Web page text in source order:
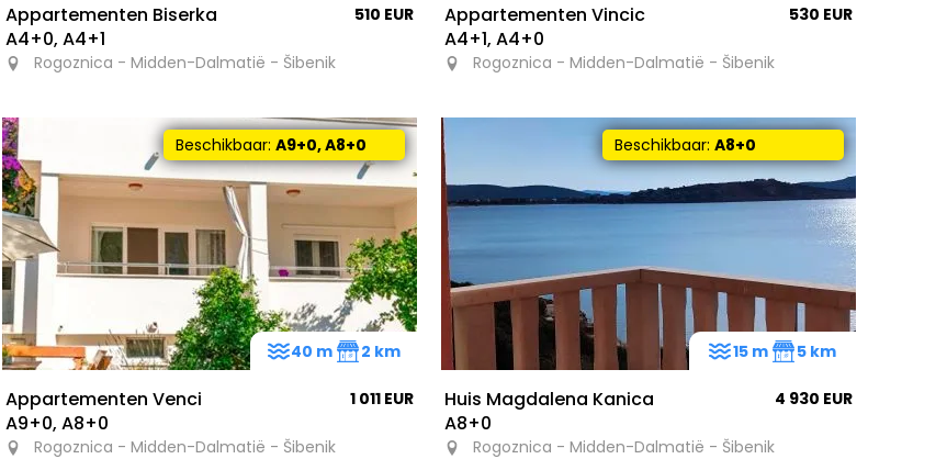
141
Appartementen Biserka
A4+0, A4+1
510 EUR
Rogoznica - Midden-Dalmatië - Šibenik
Appartementen Vincic
A4+1, A4+0
530 EUR
Rogoznica - Midden-Dalmatië - Šibenik
Beschikbaar:A9+0, A8+0
Appartementen Venci
A9+0, A8+0
1 011 EUR
Rogoznica - Midden-Dalmatië - Šibenik
40 m 2 km
Beschikbaar:A8+0
Huis Magdalena Kanica
A8+0
4 930 EUR
Rogoznica - Midden-Dalmatië - Šibenik
15 m 5 km